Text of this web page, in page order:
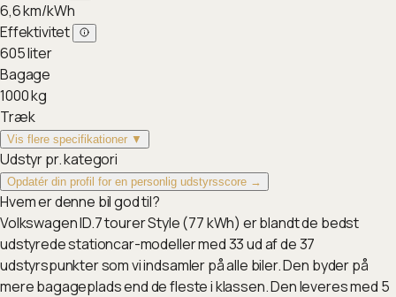
6,6km/kWh
Effektivitet
605liter
Bagage
1000kg
Træk
Vis flere specifikationer ▼
Udstyr pr. kategori
Opdatér din profil for en personlig udstyrsscore →
Hvem er denne bil god til?
Volkswagen ID.7 tourer Style (77 kWh) er blandt de bedst
udstyrede stationcar-modeller med 33 ud af de 37
udstyrspunkter som vi indsamler på alle biler. Den byder på
mere bagageplads end de fleste i klassen. Den leveres med 5